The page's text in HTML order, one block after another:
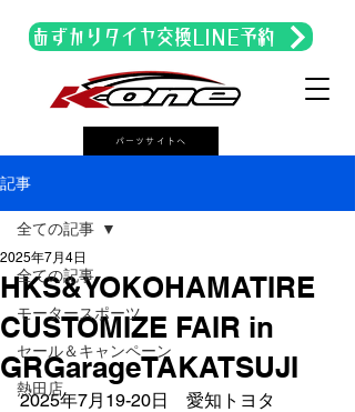
パーツサイトへ
あずかりタイヤ交換LINE予約
記事
全ての記事
モータースポーツ
セール＆キャンペーン
熱田店
全ての記事
HKS&YOKOHAMATIRE
CUSTOMIZE FAIR in
GRGarageTAKATSUJI
2025年7月4日
2025年7月19-20日　愛知トヨタ